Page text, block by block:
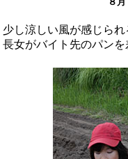
少し涼しい風が感じら
長女がバイト先のパン